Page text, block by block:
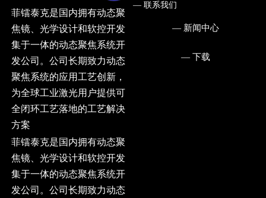
菲镭泰克是国内拥有动态聚
焦镜、光学设计和软控开发
集于一体的动态聚焦系统开
发公司。公司长期致力动态
聚焦系统的应用工艺创新，
为全球工业激光用户提供可
全闭环工艺落地的工艺解决
方案
菲镭泰克是国内拥有动态聚
焦镜、光学设计和软控开发
集于一体的动态聚焦系统开
发公司。公司长期致力动态
— ㅤ联系我们
— ㅤ新闻中心
— ㅤ下载